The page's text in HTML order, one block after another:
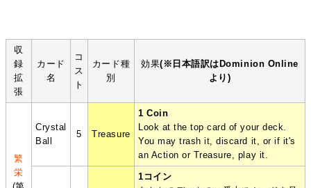
収
録
拡
張
カード
名
コ
ス
ト
カード種
別
効果(※日本語訳はDominion Online
より)
繁
栄
Crystal
Ball
5 Treasure
1 Coin
Look at the top card of your deck.
You may trash it, discard it, or if it's
an Action or Treasure, play it.
1コイン